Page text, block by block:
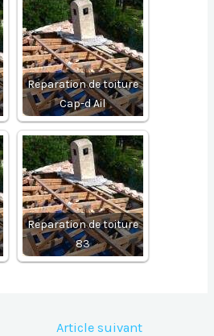
Reparation de toiture
Cap-d Ail
Reparation de toiture
83
Article suivant